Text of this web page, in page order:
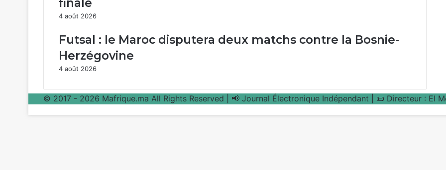
finale
4 août 2026
Futsal : le Maroc disputera deux matchs contre la Bosnie-
Herzégovine
4 août 2026
© 2017 - 2026 Mafrique.ma All Rights Reserved | 📢 Journal Électronique Indépendant | 📜 Directeur : El